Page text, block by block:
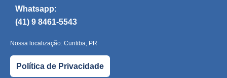
Whatsapp:
(41) 9 8461-5543
Nossa localização: Curitiba, PR
Política de Privacidade